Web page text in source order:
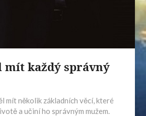
mít každý správný
mít několik základních věcí, které
a učiní ho správným mužem.